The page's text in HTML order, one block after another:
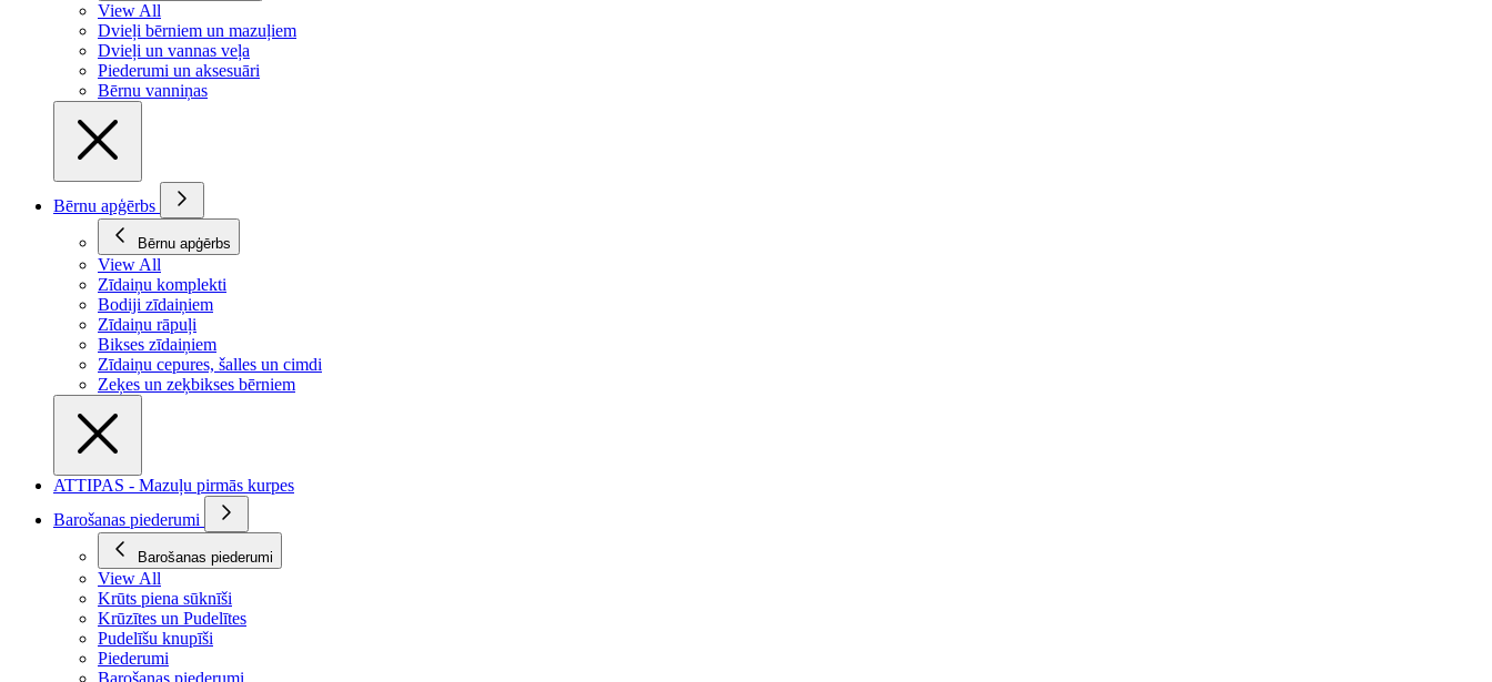
View All
Dvieļi bērniem un mazuļiem
Dvieļi un vannas veļa
Piederumi un aksesuāri
Bērnu vanniņas
Bērnu apģērbs
Bērnu apģērbs
View All
Zīdaiņu komplekti
Bodiji zīdaiņiem
Zīdaiņu rāpuļi
Bikses zīdaiņiem
Zīdaiņu cepures, šalles un cimdi
Zeķes un zeķbikses bērniem
ATTIPAS - Mazuļu pirmās kurpes
Barošanas piederumi
Barošanas piederumi
View All
Krūts piena sūknīši
Krūzītes un Pudelītes
Pudelīšu knupīši
Piederumi
Barošanas piederumi